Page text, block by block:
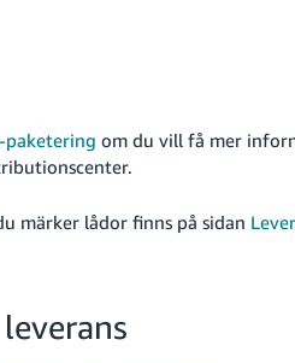
paketering om du vill få mer
märker lådor finns på sidan